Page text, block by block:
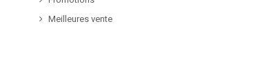
Meilleures vente